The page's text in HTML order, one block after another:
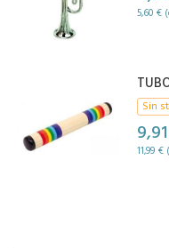
5,60 €
Sin
11,99